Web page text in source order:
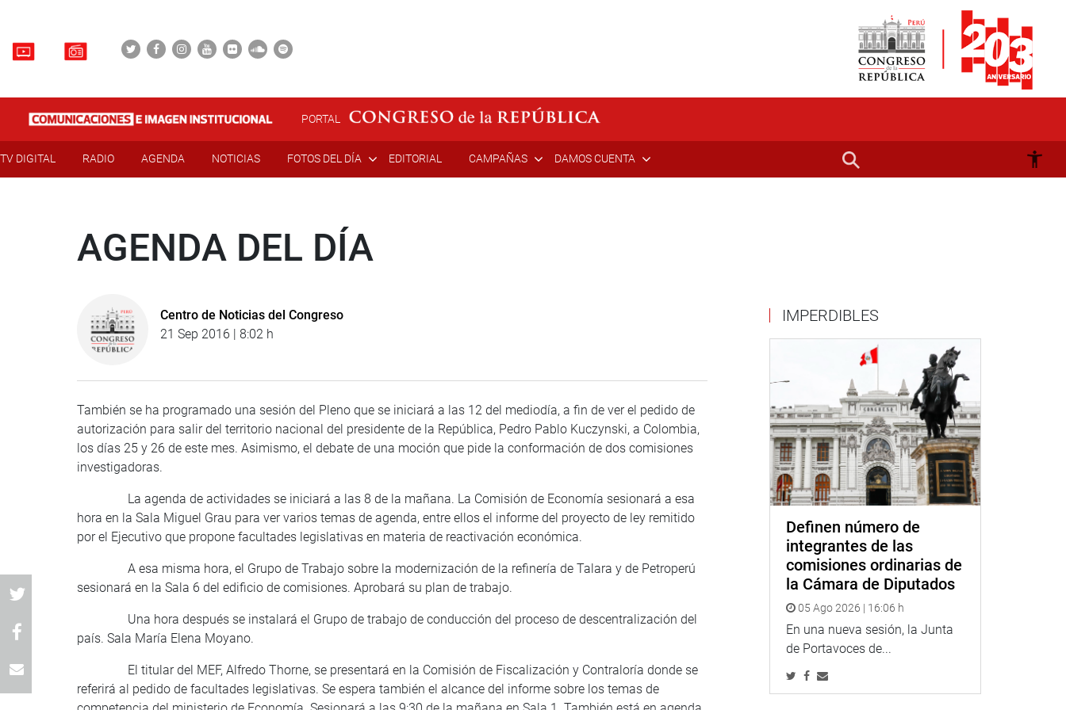
PORTAL
TV DIGITAL RADIO AGENDA NOTICIAS FOTOS DEL DÍA EDITORIAL CAMPAÑAS DAMOS CUENTA
AGENDA DEL DÍA
Centro de Noticias del Congreso
21 Sep 2016 | 8:02 h
También se ha programado una sesión del Pleno que se iniciará a las 12 del mediodía, a fin de ver el pedido de
autorización para salir del territorio nacional del presidente de la República, Pedro Pablo Kuczynski, a Colombia,
los días 25 y 26 de este mes. Asimismo, el debate de una moción que pide la conformación de dos comisiones
investigadoras.
La agenda de actividades se iniciará a las 8 de la mañana. La Comisión de Economía sesionará a esa
hora en la Sala Miguel Grau para ver varios temas de agenda, entre ellos el informe del proyecto de ley remitido
por el Ejecutivo que propone facultades legislativas en materia de reactivación económica.
A esa misma hora, el Grupo de Trabajo sobre la modernización de la refinería de Talara y de Petroperú
sesionará en la Sala 6 del edificio de comisiones. Aprobará su plan de trabajo.
Una hora después se instalará el Grupo de trabajo de conducción del proceso de descentralización del
país. Sala María Elena Moyano.
El titular del MEF, Alfredo Thorne, se presentará en la Comisión de Fiscalización y Contraloría donde se
referirá al pedido de facultades legislativas. Se espera también el alcance del informe sobre los temas de
IMPERDIBLES
Definen número de
integrantes de las
comisiones ordinarias de
la Cámara de Diputados
05 Ago 2026 | 16:06 h
En una nueva sesión, la Junta
de Portavoces de...